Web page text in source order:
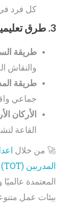
كل فرد
3. طرق
طريقة
والنقاش
طريقة
جماعي
الأركان
القاعة
🚀 من خلال
المدربين (TOT)
المعتمدة
بيئات عمل